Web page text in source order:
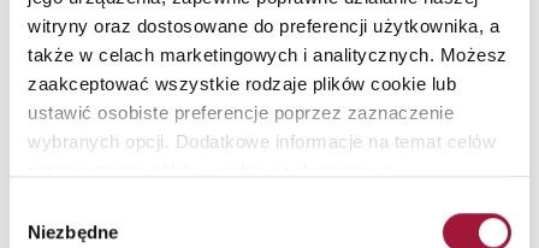
witryny oraz dostosowane do preferencji użytkownika, a
także w celach marketingowych i analitycznych. Możesz
zaakceptować wszystkie rodzaje plików cookie lub
ustawić osobiste preferencje poprzez zaznaczenie
wybranych opcji. Dodatkowe informacje na temat celów
zgody
Niezbędne